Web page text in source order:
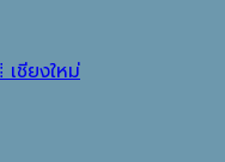
ชียงใหม่